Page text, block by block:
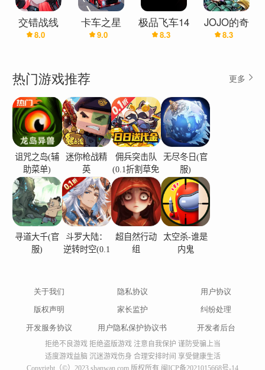
交错战线
8.0
卡车之星
9.0
极品飞车14
热力追踪重
8.3
JOJO的奇
幻冒险:群
8.3
热门游戏推荐 更多
诅咒之岛(辅
助菜单)
迷你枪战精
英
佣兵突击队
(0.1折割草免
费版)
无尽冬日(官
服)
寻道大千(官
服)
斗罗大陆：
逆转时空(0.1
超自然行动
组
太空杀-谁是
内鬼
关于我们 隐私协议
用户协议
版权声明
家长监护
纠纷处理
开发服务协议
用户隐私保护协议书 开发者后台
拒绝不良游戏 拒绝盗版游戏 注意自我保护 谨防受骗上当
适度游戏益脑 沉迷游戏伤身 合理安排时间 享受健康生活